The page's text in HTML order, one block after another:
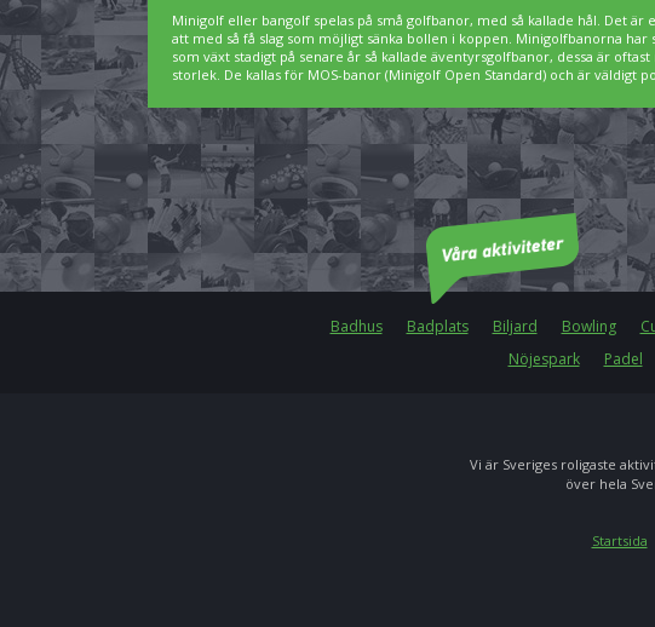
Minigolf eller bangolf spelas på små golfbanor, med så kallade hål. Det
att med så få slag som möjligt sänka bollen i koppen. Minigolfbanorna har
som växt stadigt på senare år så kallade äventyrsgolfbanor, dessa är
storlek. De kallas för MOS-banor (Minigolf Open Standard) och är väldigt
Badhus Badplats Biljard Bowling
Nöjespark
Padel
Vi är Sveriges roligaste
över hela
Startsida